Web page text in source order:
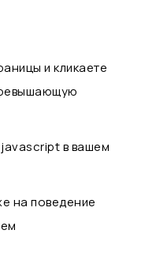
и кликаете
в вашем
на поведение